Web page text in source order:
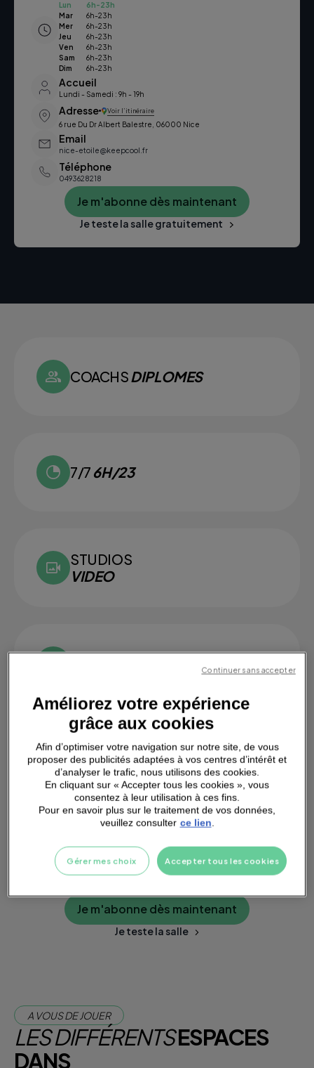
Lun
6h-23h
Mar
6h-23h
Mer
6h-23h
Jeu
6h-23h
Ven
6h-23h
Sam
6h-23h
Dim
6h-23h
Accueil
Lundi - Samedi : 9h - 19h
Adresse Voir l’itinéraire
6 rue Du Dr Albert Balestre, 06000 Nice
Email
nice-etoile@keepcool.fr
Téléphone
0493628218
Je m'abonne dès maintenant
Je teste la salle gratuitement
COACHSDIPLOMES
7/7 6H/23
STUDIOS
VIDEO
INDIVIDUELLES
SMALLGROUPS
PARKING A PROXIMITÉ
Je m'abonne dès maintenant
Je teste la salle
A VOUS DE JOUER
LES DIFFÉRENTSESPACES
DANS
Améliorez votre expérience
grâce aux cookies
Afin d’optimiser votre navigation sur notre site, de vous
proposer des publicités adaptées à vos centres d’intérêt et
d’analyser le trafic, nous utilisons des cookies.
En cliquant sur « Accepter tous les cookies », vous
consentez à leur utilisation à ces fins.
Pour en savoir plus sur le traitement de vos données,
veuillez consulter ce lien.
Accepter tous les cookies
Gérer mes choix
Continuer sans accepter